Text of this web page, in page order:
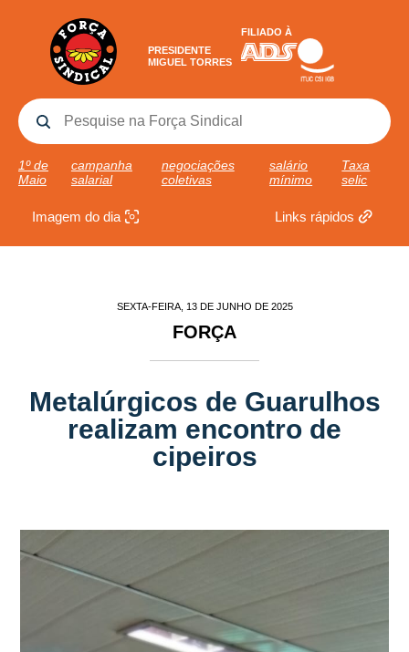
PRESIDENTE
MIGUEL TORRES
FILIADO À
1º de
Maio
campanha
salarial
negociações
coletivas
salário
mínimo
Taxa
selic
Imagem do dia Links rápidos
SEXTA-FEIRA, 13 DE JUNHO DE 2025
FORÇA
Metalúrgicos de Guarulhos
realizam encontro de
cipeiros